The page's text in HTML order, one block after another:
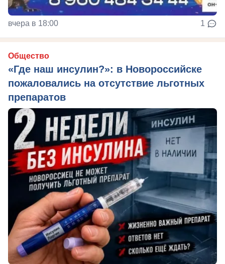
вчера в 18:00 1
Общество
«Где наш инсулин?»: в Новороссийске
пожаловались на отсутствие льготных
препаратов